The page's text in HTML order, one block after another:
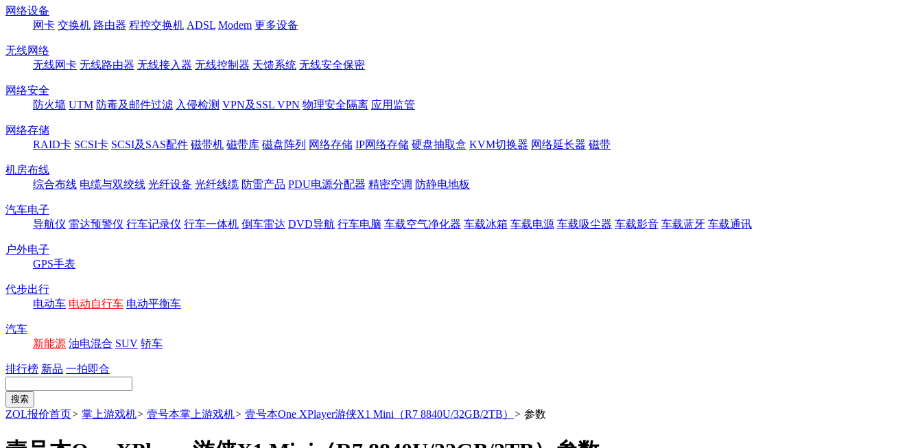
网络设备
网卡 交换机 路由器 程控交换机 ADSL Modem 更多设备
无线网络
无线网卡 无线路由器 无线接入器 无线控制器 天馈系统 无线安全保密
网络安全
防火墙 UTM 防毒及邮件过滤 入侵检测 VPN及SSL VPN 物理安全隔离 应用监管
网络存储
RAID卡 SCSI卡 SCSI及SAS配件 磁带机 磁带库 磁盘阵列 网络存储 IP网络存储 硬盘抽取盒 KVM切换器 网络延长器 磁带
机房布线
综合布线 电缆与双绞线 光纤设备 光纤线缆 防雷产品 PDU电源分配器 精密空调 防静电地板
汽车电子
导航仪 雷达预警仪 行车记录仪 行车一体机 倒车雷达 DVD导航 行车电脑 车载空气净化器 车载冰箱 车载电源 车载吸尘器 车载影音 车载蓝牙 车载通讯
户外电子
GPS手表
代步出行
电动车 电动自行车 电动平衡车
汽车
新能源 油电混合 SUV 轿车
排行榜 新品 一拍即合
ZOL报价首页> 掌上游戏机> 壹号本掌上游戏机> 壹号本One XPlayer游侠X1 Mini（R7 8840U/32GB/2TB） > 参数